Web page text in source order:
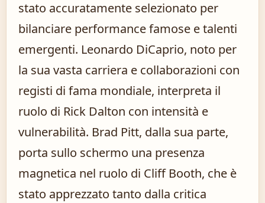
stato accuratamente selezionato per
bilanciare performance famose e talenti
emergenti. Leonardo DiCaprio, noto per
la sua vasta carriera e collaborazioni con
registi di fama mondiale, interpreta il
ruolo di Rick Dalton con intensità e
vulnerabilità. Brad Pitt, dalla sua parte,
porta sullo schermo una presenza
magnetica nel ruolo di Cliff Booth, che è
stato apprezzato tanto dalla critica